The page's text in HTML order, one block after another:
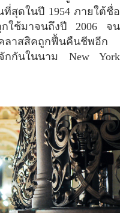
ที่สุดในปี 1954 ภายใต้ชื่อ
ใช้มาจนถึงปี 2006 จน
ลาสสิคถูกฟื้นคืนชีพอีก
กกันในนาม New York